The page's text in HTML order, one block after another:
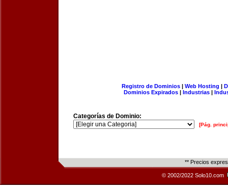
Registro de Dominios| Web Hosting |
Dominios Expirados | Industrias |
Categorías de Dominio:
[Pág.
** Precios
© 2002/2022 Solo10.com